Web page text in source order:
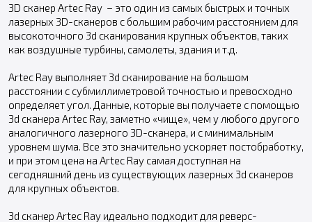
3D сканер Artec Ray – это один из самых быстрых и точных
лазерных 3D-сканеров с большим рабочим расстоянием для
высокоточного 3d сканирования крупных объектов, таких
как воздушные турбины, самолеты, здания и т.д.
Artec Ray выполняет 3d сканирование на большом
расстоянии с субмиллиметровой точностью и превосходно
определяет угол. Данные, которые вы получаете с помощью
3d сканера Artec Ray, заметно «чище», чем у любого другого
аналогичного лазерного 3D-сканера, и с минимальным
уровнем шума. Все это значительно ускоряет постобработку,
и при этом цена на Artec Ray самая доступная на
сегодняшний день из существующих лазерных 3d cканеров
для крупных объектов.
3d сканер Artec Ray идеально подходит для реверс-